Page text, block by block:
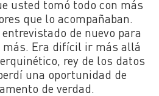
usted tomó todo con más
que lo acompañaban.
de nuevo para
Era difícil ir más allá
rey de los datos
una oportunidad de
de verdad.